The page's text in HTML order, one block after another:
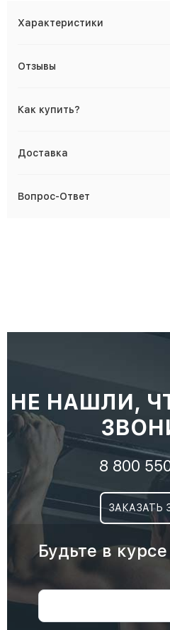
Характеристики
Отзывы
Как купить?
Доставка
Вопрос-Ответ
НЕ НАШЛИ,
8 800
ЗАКАЗАТЬ
Будьте в